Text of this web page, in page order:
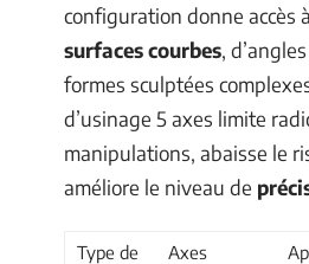
configuration donne accès
surfaces courbes,
formes sculptées
d’usinage 5 axes limite
manipulations, abaisse le
améliore le niveau de
Type de
Axes